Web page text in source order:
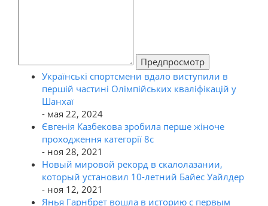
Предпросмотр
Українські спортсмени вдало виступили в
першій частині Олімпійських кваліфікацій у
Шанхаї
- мая 22, 2024
Євгенія Казбекова зробила перше жіноче
проходження категорії 8с
- ноя 28, 2021
Новый мировой рекорд в скалолазании,
который установил 10-летний Байес Уайлдер
- ноя 12, 2021
Янья Гарнбрет вошла в историю с первым